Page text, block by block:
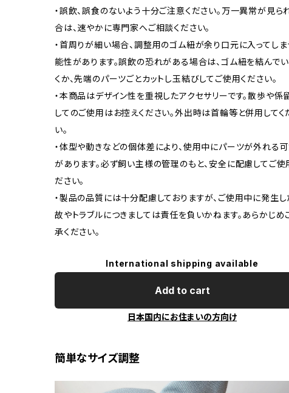
・誤飲、誤食のないよう十分ご注意ください。万一異常が見ら
合は、速やかに専門家へご相談ください。
・首周りが細い場合、調整用のゴム紐が余り口元に入ってしま
能性があります。誤飲の恐れがある場合は、ゴム紐を結んで
くか、先端のパーツごとカットし玉結びしてご使用ください。
・本商品はデザイン性を重視したアクセサリーです。散歩や係
してのご使用はお控えください。外出時は首輪等と併用してく
い。
・体型や動きなどの個体差により、使用中にパーツが外れる
があります。必ず飼い主様の管理のもと、安全に配慮してご使
ださい。
・製品の品質には十分配慮しておりますが、ご使用中に発生し
故やトラブルにつきましては責任を負いかねます。あらかじめ
承ください。
International shipping available
Add to cart
日本国内にお住まいの方向け
簡単なサイズ調整